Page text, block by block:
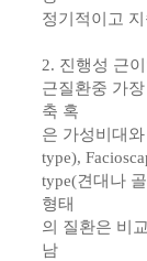
정기적이고
2. 진행성 근
근질환중 가
축 혹
은 가성비대
type),
type(견대나
형태
의 질환은 비
남